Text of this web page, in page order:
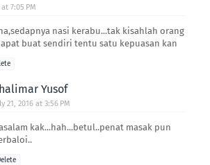
at 7:05 PM
nasi kerabu...tak kisahlah orang
buat sendiri tentu satu kepuasan kan
Yusof
21, 2016 at 3:56 PM
kak...hah...betul..penat masak pun